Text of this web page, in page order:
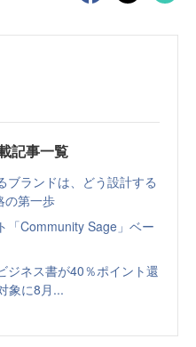
記事一覧
ブランドは、どう設計する
の第一歩
「Community Sage」ベー
ジネス書が40％ポイント還
象に8月...